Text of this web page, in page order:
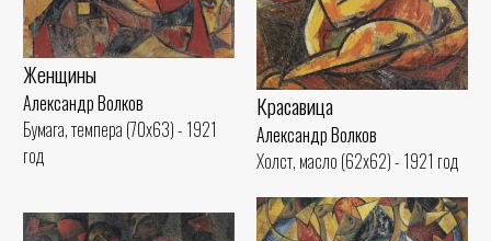
Женщины
Александр Волков
Бумага, темпера (70x63) - 1921
год
Красавица
Александр Волков
Холст, масло (62x62) - 1921 год